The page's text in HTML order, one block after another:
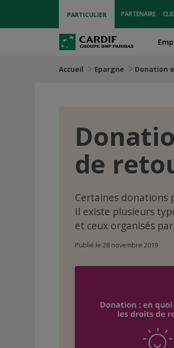
PARTICULIER PARTENAIRE
Accueil Epargne Donation
de
Certaines donations
Il existe plusieurs
et ceux organisés
Publié le 28 novembre 2019